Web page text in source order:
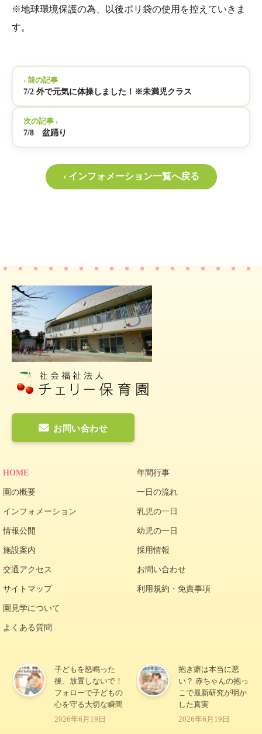
※地球環境保護の為、以後ポリ袋の使用を控えていきま
す。
‹ 前の記事
7/2 外で元気に体操しました！※未満児クラス
次の記事 ›
7/8 盆踊り
‹ インフォメーション一覧へ戻る
お問い合わせ
HOME
園の概要
インフォメーション
情報公開
施設案内
交通アクセス
サイトマップ
園見学について
よくある質問
年間行事
一日の流れ
乳児の一日
幼児の一日
採用情報
お問い合わせ
利用規約・免責事項
子どもを怒鳴った
後、放置しないで！
フォローで子どもの
心を守る大切な瞬間
2026年6月19日
抱き癖は本当に悪
い？ 赤ちゃんの抱っ
こで最新研究が明か
した真実
2026年6月19日